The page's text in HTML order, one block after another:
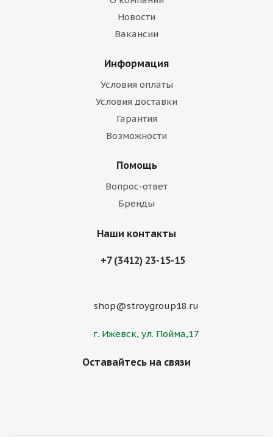
Новости
Вакансии
Информация
Условия оплаты
Условия доставки
Гарантия
Возможности
Помощь
Вопрос-ответ
Бренды
Наши контакты
+7 (3412) 23-15-15
shop@stroygroup18.ru
г. Ижевск, ул. Пойма,17
Оставайтесь на связи